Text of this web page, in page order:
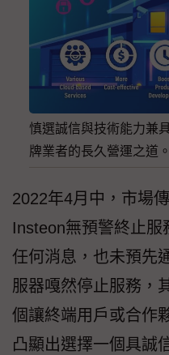
慎選誠信與技術能力兼
牌業者的長久營運之道
2022年4月中，市場
Insteon無預警終止
任何消息，也未預先
服器嘎然停止服務，
個讓終端用戶或合作
凸顯出選擇一個具誠